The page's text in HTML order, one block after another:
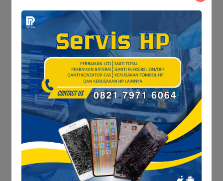
Krisis Adab dalam
Pendidikan: Membaca
Kekerasan Guru dan
Murid dari Perspektif
Refleksi HUT ke-69
Provinsi Jambi: Menakar
Ketangguhan dalam
Menjemput Perubahan